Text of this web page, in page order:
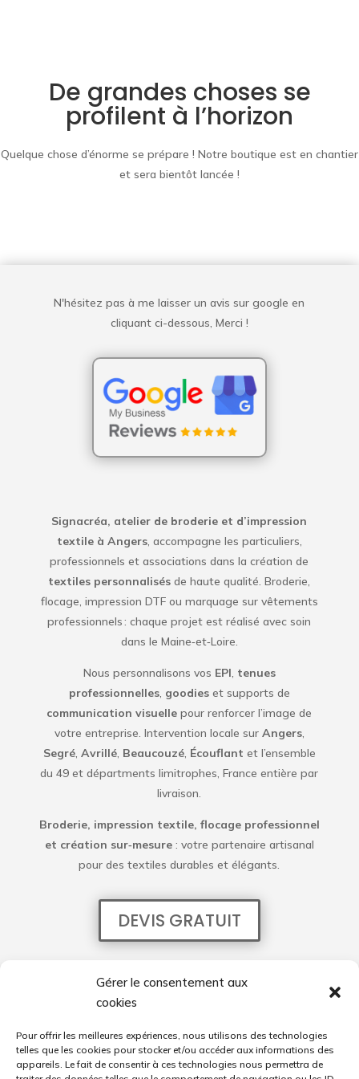
Gérer le consentement aux
cookies
Pour offrir les meilleures expériences, nous utilisons des technologies
telles que les cookies pour stocker et/ou accéder aux informations des
appareils. Le fait de consentir à ces technologies nous permettra de
De grandes choses se
profilent à l’horizon
Quelque chose d’énorme se prépare ! Notre boutique est en chantier
et sera bientôt lancée !
N'hésitez pas à me laisser un avis sur google en
cliquant ci-dessous, Merci !
Signacréa, atelier de broderie et d’impression
textile à Angers, accompagne les particuliers,
professionnels et associations dans la création de
textiles personnalisés de haute qualité. Broderie,
flocage, impression DTF ou marquage sur vêtements
professionnels : chaque projet est réalisé avec soin
dans le Maine‑et‑Loire.
Nous personnalisons vos EPI, tenues
professionnelles, goodieset supports de
communication visuelle pour renforcer l’image de
votre entreprise. Intervention locale sur Angers,
Segré, Avrillé, Beaucouzé, Écouflant et l’ensemble
du 49 et départments limitrophes, France entière par
livraison.
Broderie, impression textile, flocage professionnel
et création sur‑mesure: votre partenaire artisanal
pour des textiles durables et élégants.
DEVIS GRATUIT
Mentions légales
Politique de confidentialité
Réalisations